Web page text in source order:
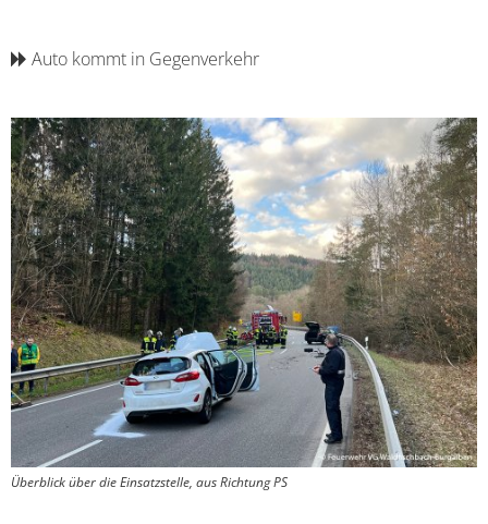
Auto kommt in Gegenverkehr
Überblick über die Einsatzstelle, aus Richtung PS